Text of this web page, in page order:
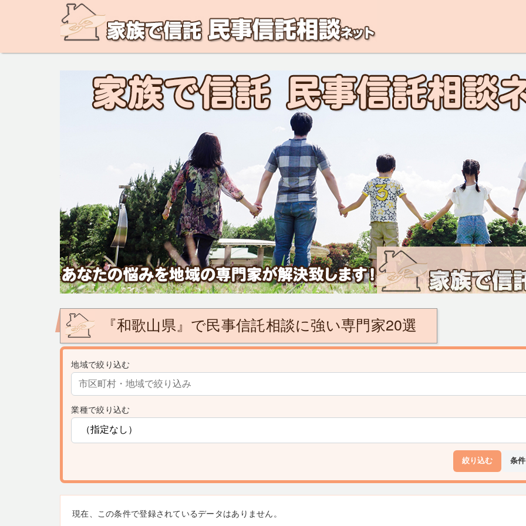
民事信託の相談なら、家族で信託 民事信託相談ネットで解決！こんなひとは民事信託がおすすめ。将来、認知症になるのが不安、親の認知
ど。あなたの悩みを地域の専門家が解決致します！
『和歌山県』で民事信託相談に強い専門家20選
地域で絞り込む
業種で絞り込む
絞り込む 条
現在、この条件で登録されているデータはありません。